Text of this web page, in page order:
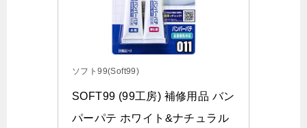
ソフト99(Soft99)
SOFT99 (99工房) 補修用品 バン
パーパテ ホワイト&ナチュラル